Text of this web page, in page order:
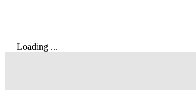
Loading ...